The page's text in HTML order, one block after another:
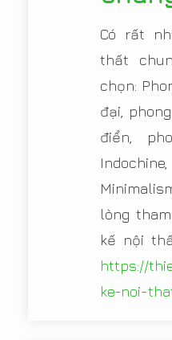
Có rất
thất
chọn:
đại,
điển,
lòng
kế nội
https://
ke-noi-